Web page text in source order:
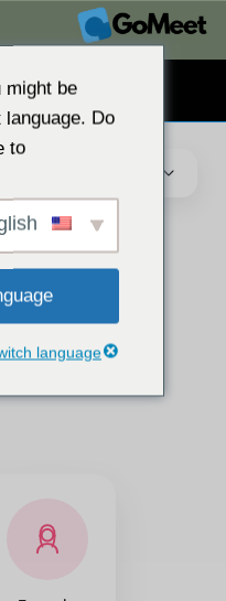
مواد
مفت
might be
Do
to:
language